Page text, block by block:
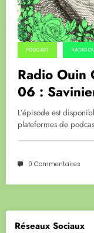
PODCAST RADIO
Radio Ouin
06 :
Bergerac
L’épisode est
plateformes de
0 Commentaires
Réseaux Sociaux